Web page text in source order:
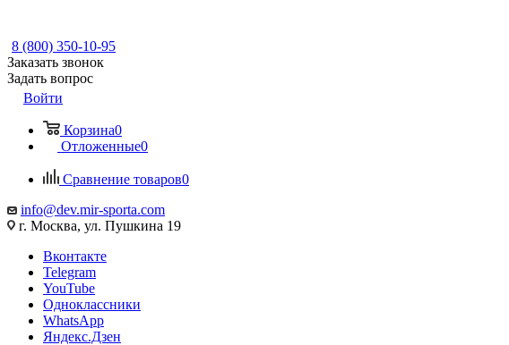
8 (800) 350-10-95
Заказать звонок
Задать вопрос
Войти
Корзина0
Отложенные0
Сравнение товаров0
info@dev.mir-sporta.com
г. Москва, ул. Пушкина 19
Вконтакте
Telegram
YouTube
Одноклассники
WhatsApp
Яндекс.Дзен